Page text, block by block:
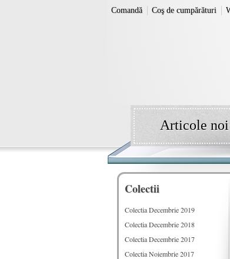
Comandă Coş de cumpărături
Articole noi
Colectii
Colectia Decembrie 2019
Colectia Decembrie 2018
Colectia Decembrie 2017
Colectia Noiembrie 2017